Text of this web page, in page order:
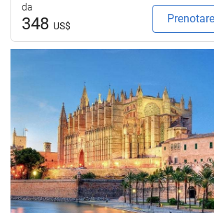
da
348 US$
Prenotare